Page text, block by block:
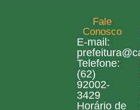
Fale
Conosco
E-mail:
Telefone:
(62)
92002-
3429
Horário de